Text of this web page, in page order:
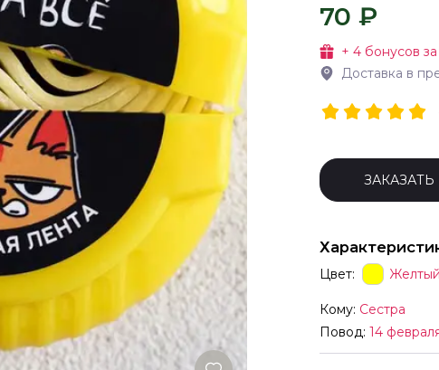
70 ₽
+ 4 бонусов
Доставка в
Цвет: Желтый
Кому: Сестра
Повод: 14